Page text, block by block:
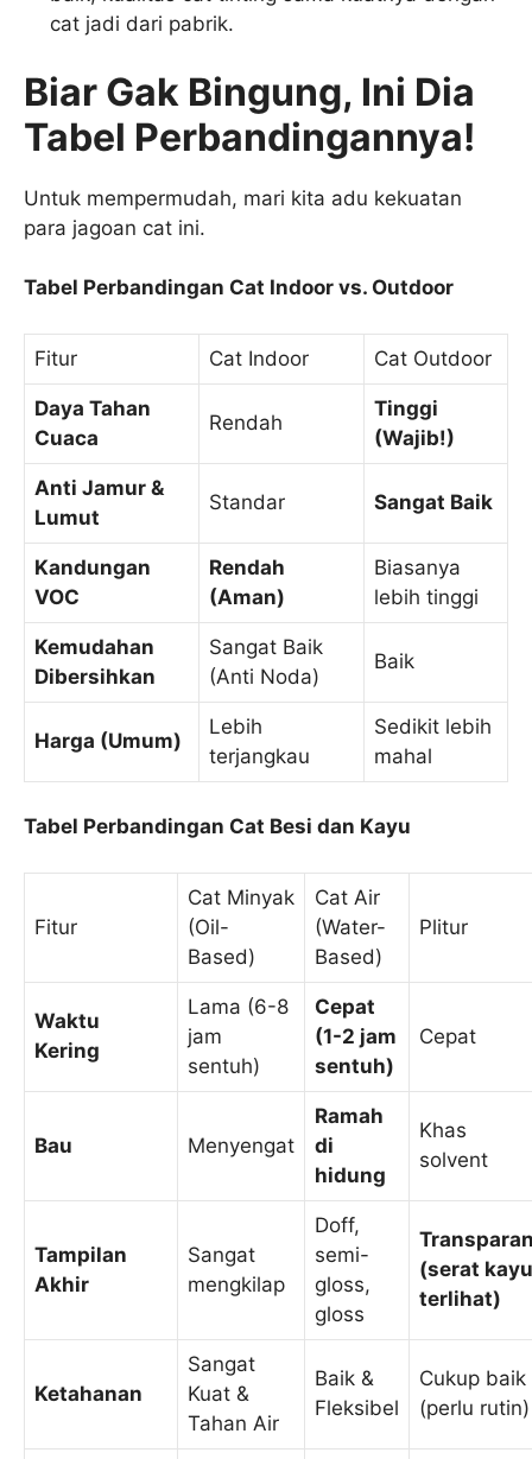
cat jadi dari pabrik.
Biar Gak Bingung, Ini Dia
Tabel Perbandingannya!
Untuk mempermudah, mari kita adu kekuatan
para jagoan cat ini.
Tabel Perbandingan Cat Indoor vs. Outdoor
Fitur Cat Indoor Cat Outdoor
Daya Tahan
Cuaca
Rendah
Tinggi
(Wajib!)
Anti Jamur &
Lumut
Standar Sangat Baik
Kandungan
VOC
Rendah
(Aman)
Biasanya
lebih tinggi
Kemudahan
Dibersihkan
Sangat Baik
(Anti Noda)
Baik
Harga (Umum)
Lebih
terjangkau
Sedikit lebih
mahal
Tabel Perbandingan Cat Besi dan Kayu
Fitur
Cat Minyak
(Oil-
Based)
Cat Air
(Water-
Based)
Plitur
Waktu
Kering
Lama (6-8
jam
sentuh)
Cepat
(1-2 jam
sentuh)
Cepat
Bau Menyengat
Ramah
di
hidung
Khas
solvent
Tampilan
Akhir
Sangat
mengkilap
Doff,
semi-
gloss,
gloss
(serat kayu
terlihat)
Ketahanan
Sangat
Kuat &
Tahan Air
Baik &
Fleksibel
Cukup baik
(perlu rutin)